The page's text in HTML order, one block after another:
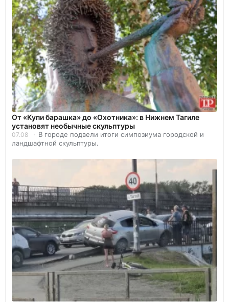
От «Купи барашка» до «Охотника»: в Нижнем Тагиле
установят необычные скульптуры
07.08
В городе подвели итоги симпозиума городской и
ландшафтной скульптуры.